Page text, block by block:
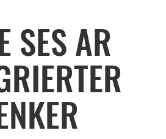
SES AR